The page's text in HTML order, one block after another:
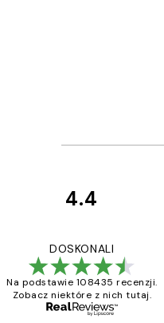
4.4
DOSKONALI
Na podstawie 108435 recenzji.
Zobacz niektóre z nich tutaj.